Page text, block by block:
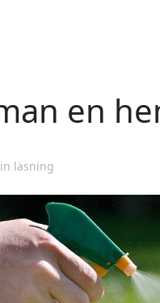
en
läsning